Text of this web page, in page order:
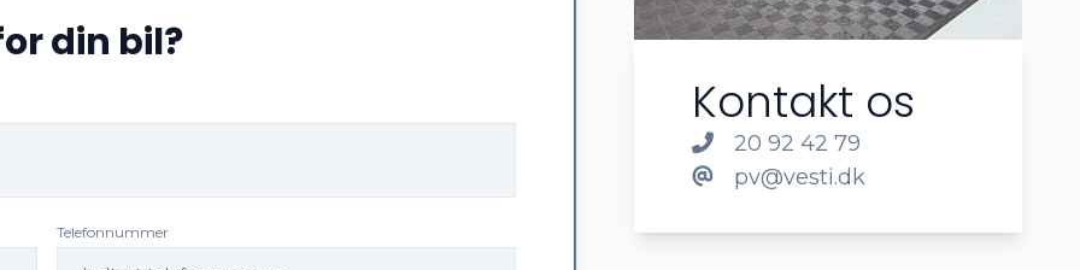
din bil?
Telefonnummer
Kontakt os
20 92 42 79
pv@vesti.dk